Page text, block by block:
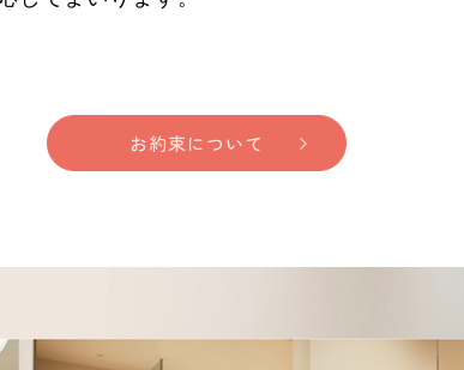
お約束について